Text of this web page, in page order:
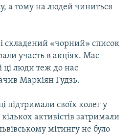
а тому на людей чиниться
і складений «чорний» список
участь в акціях. Має
ці люди теж до нас
Маркіян Гудзь.
підтримали своїх колег у
активістів затримали
мітингу не було